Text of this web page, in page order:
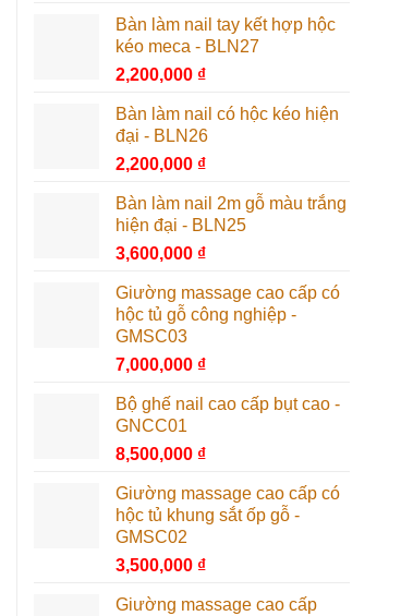
Bàn làm nail tay kết hợp hộc
kéo meca - BLN27
2,200,000 ₫
Bàn làm nail có hộc kéo hiện
đại - BLN26
2,200,000 ₫
Bàn làm nail 2m gỗ màu trắng
hiện đại - BLN25
3,600,000 ₫
Giường massage cao cấp có
hộc tủ gỗ công nghiệp -
GMSC03
7,000,000 ₫
Bộ ghế nail cao cấp bụt cao -
GNCC01
8,500,000 ₫
Giường massage cao cấp có
hộc tủ khung sắt ốp gỗ -
GMSC02
3,500,000 ₫
Giường massage cao cấp